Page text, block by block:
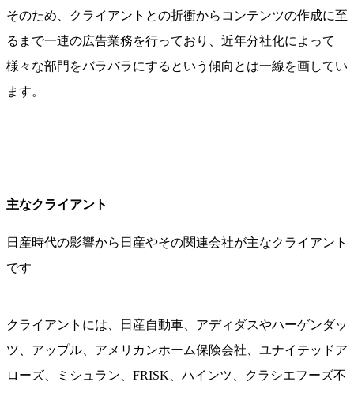
そのため、クライアントとの折衝からコンテンツの作成に至
るまで一連の広告業務を行っており、近年分社化によって
様々な部門をバラバラにするという傾向とは一線を画してい
ます。
主なクライアント
日産時代の影響から日産やその関連会社が主なクライアント
です
クライアントには、日産自動車、アディダスやハーゲンダッ
ツ、アップル、アメリカンホーム保険会社、ユナイテッドア
ローズ、ミシュラン、FRISK、ハインツ、クラシエフーズ不